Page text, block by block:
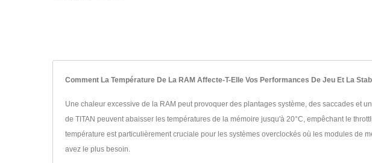
Comment La Température De La RAM Affecte-T-Elle Vos Performances De Jeu Et La
Une chaleur excessive de la RAM peut provoquer des plantages système, des saccades et
de TITAN peuvent abaisser les températures de la mémoire jusqu'à 20°C, empêchant le
température est particulièrement cruciale pour les systèmes overclockés où les modules de
avez le plus besoin.